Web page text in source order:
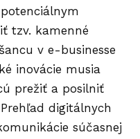
tzv. kamenné
v e-businesse
inovácie musia
prežiť a posilniť
digitálnych
súčasnej